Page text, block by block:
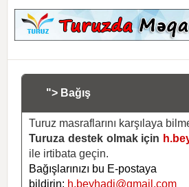
"> Bağış
Turuz masraflarını karşılaya
Turuza destek olmak için
ile irtibata geçin.
Bağışlarınızı bu E-postaya
bildirin: h.beyhadi@gmail.com